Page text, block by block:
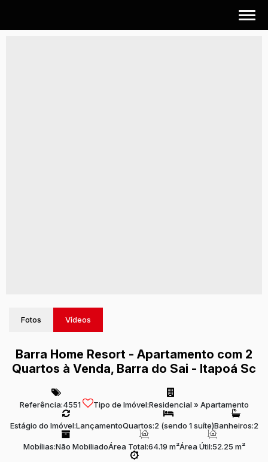
Fotos Vídeos
Barra Home Resort - Apartamento com 2
Quartos à Venda, Barra do Sai - Itapoá Sc
Referência:4551 Tipo de Imóvel:Residencial» Apartamento
Estágio do Imóvel:LançamentoQuartos:2 (sendo 1 suíte)Banheiros:2
Mobílias:Não MobiliadoÁrea Total:64.19 m²Área Útil:52.25 m²